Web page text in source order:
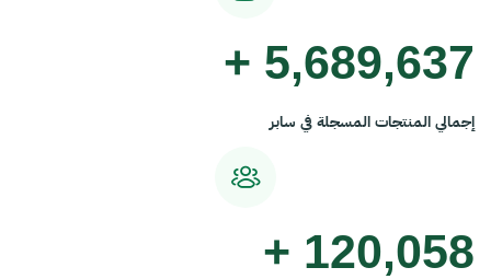
5,689,637
+
إجمالي المنتجات المسجلة في سابر
120,058
+